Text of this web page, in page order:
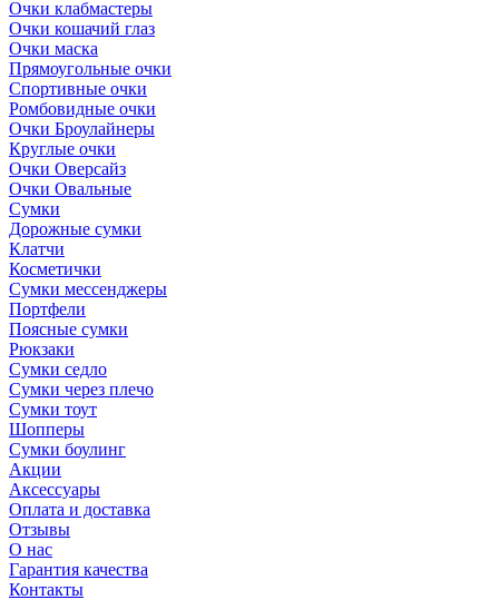
Очки клабмастеры
Очки кошачий глаз
Очки маска
Прямоугольные очки
Спортивные очки
Ромбовидные очки
Очки Броулайнеры
Круглые очки
Очки Оверсайз
Очки Овальные
Сумки
Дорожные сумки
Клатчи
Косметички
Сумки мессенджеры
Портфели
Поясные сумки
Рюкзаки
Сумки седло
Сумки через плечо
Сумки тоут
Шопперы
Сумки боулинг
Акции
Аксессуары
Оплата и доставка
Отзывы
О нас
Гарантия качества
Контакты